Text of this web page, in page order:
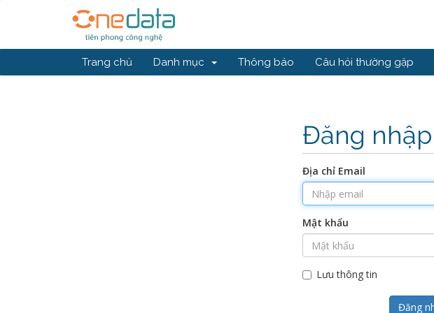
Trang chủ Danh mục Thông báo Câu hỏi thường gặp
Đăng nhập
Địa chỉ Email
Mật khẩu
Lưu thông tin